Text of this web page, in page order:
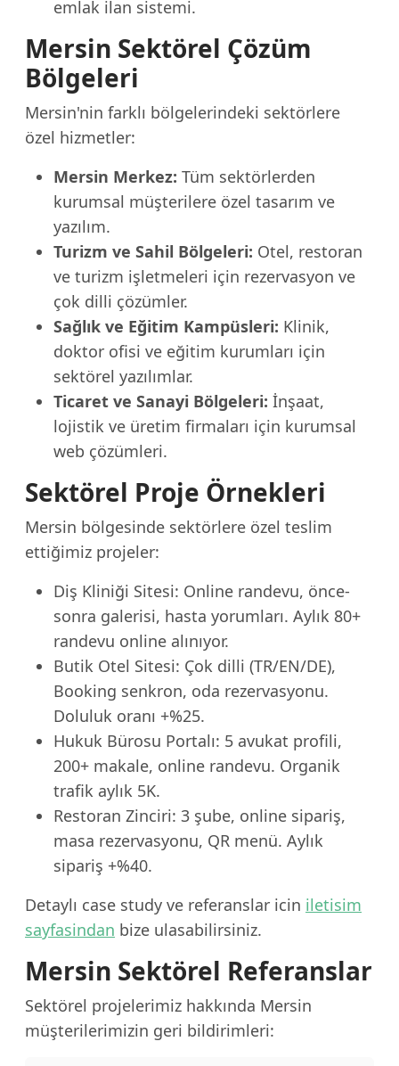
emlak ilan sistemi.
Mersin Sektörel Çözüm
Bölgeleri
Mersin'nin farklı bölgelerindeki sektörlere
özel hizmetler:
Mersin Merkez: Tüm sektörlerden
kurumsal müşterilere özel tasarım ve
yazılım.
Turizm ve Sahil Bölgeleri: Otel, restoran
ve turizm işletmeleri için rezervasyon ve
çok dilli çözümler.
Sağlık ve Eğitim Kampüsleri: Klinik,
doktor ofisi ve eğitim kurumları için
sektörel yazılımlar.
Ticaret ve Sanayi Bölgeleri: İnşaat,
lojistik ve üretim firmaları için kurumsal
web çözümleri.
Sektörel Proje Örnekleri
Mersin bölgesinde sektörlere özel teslim
ettiğimiz projeler:
Diş Kliniği Sitesi: Online randevu, önce-
sonra galerisi, hasta yorumları. Aylık 80+
randevu online alınıyor.
Butik Otel Sitesi: Çok dilli (TR/EN/DE),
Booking senkron, oda rezervasyonu.
Doluluk oranı +%25.
Hukuk Bürosu Portalı: 5 avukat profili,
200+ makale, online randevu. Organik
trafik aylık 5K.
Restoran Zinciri: 3 şube, online sipariş,
masa rezervasyonu, QR menü. Aylık
sipariş +%40.
Detaylı case study ve referanslar icin iletisim
sayfasindan bize ulasabilirsiniz.
Mersin Sektörel Referanslar
Sektörel projelerimiz hakkında Mersin
müşterilerimizin geri bildirimleri: